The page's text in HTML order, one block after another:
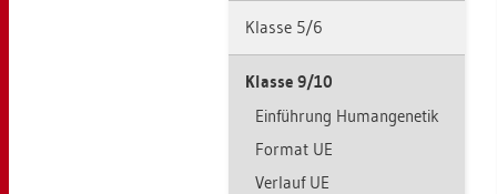
Klas­se 5/6
Klas­se 9/10
Ein­füh­rung Hu­man­ge­ne­tik
For­mat UE
Ver­lauf UE